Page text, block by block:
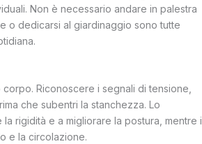
Non è necessario andare in palestra
o dedicarsi al giardinaggio sono tutte
Riconoscere i segnali di tensione,
che subentri la stanchezza. Lo
rigidità e a migliorare la postura, mentre i
e la circolazione.